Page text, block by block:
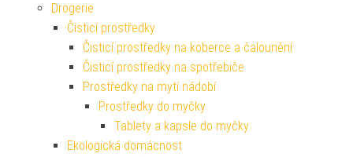
Drogerie
Čisticí prostředky
Čisticí prostředky na koberce a čalounění
Čisticí prostředky na spotřebiče
Prostředky na mytí nádobí
Prostředky do myčky
Tablety a kapsle do myčky
Ekologická domácnost